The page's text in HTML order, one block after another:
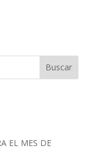
Buscar
EL MES DE